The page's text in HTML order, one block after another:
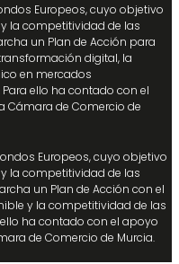
Europeos, cuyo objetivo
la competitividad de las
un Plan de Acción para
digital, la
en mercados
ello ha contado con el
Cámara de Comercio de
Europeos, cuyo objetivo
la competitividad de las
un Plan de Acción con el
y la competitividad de las
ha contado con el apoyo
de Comercio de Murcia.